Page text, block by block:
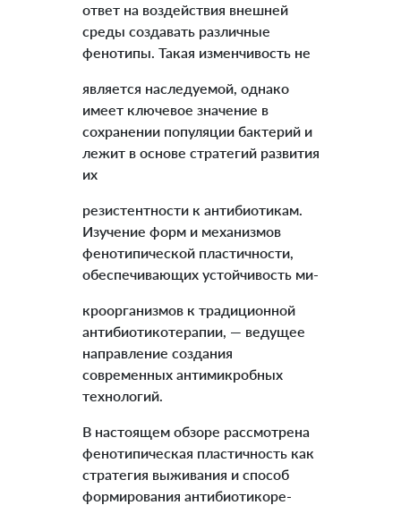
ответ на воздействия внешней
среды создавать различные
фенотипы. Такая изменчивость не
является наследуемой, однако
имеет ключевое значение в
сохранении популяции бактерий и
лежит в основе стратегий развития
их
резистентности к антибиотикам.
Изучение форм и механизмов
фенотипической пластичности,
обеспечивающих устойчивость ми-
кроорганизмов к традиционной
антибиотикотерапии, — ведущее
направление создания
современных антимикробных
технологий.
В настоящем обзоре рассмотрена
фенотипическая пластичность как
стратегия выживания и способ
формирования антибиотикоре-